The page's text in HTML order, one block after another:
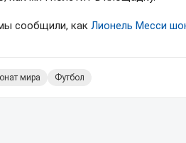
сообщили, как Лионель Месси
мира Футбол